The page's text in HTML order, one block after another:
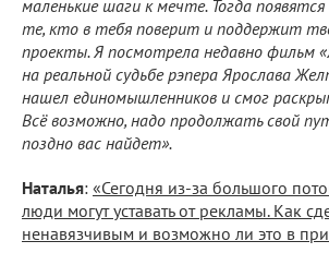
маленькие шаги к мечте. Тогда
те, кто в тебя поверит и поддержит
проекты. Я посмотрела недавно фильм
на реальной судьбе рэпера Ярослава
нашел единомышленников и смог
Всё возможно, надо продолжать свой
поздно вас найдет».
Наталья: «Сегодня из-за большого
люди могут уставать от рекламы. Как
ненавязчивым и возможно ли это в